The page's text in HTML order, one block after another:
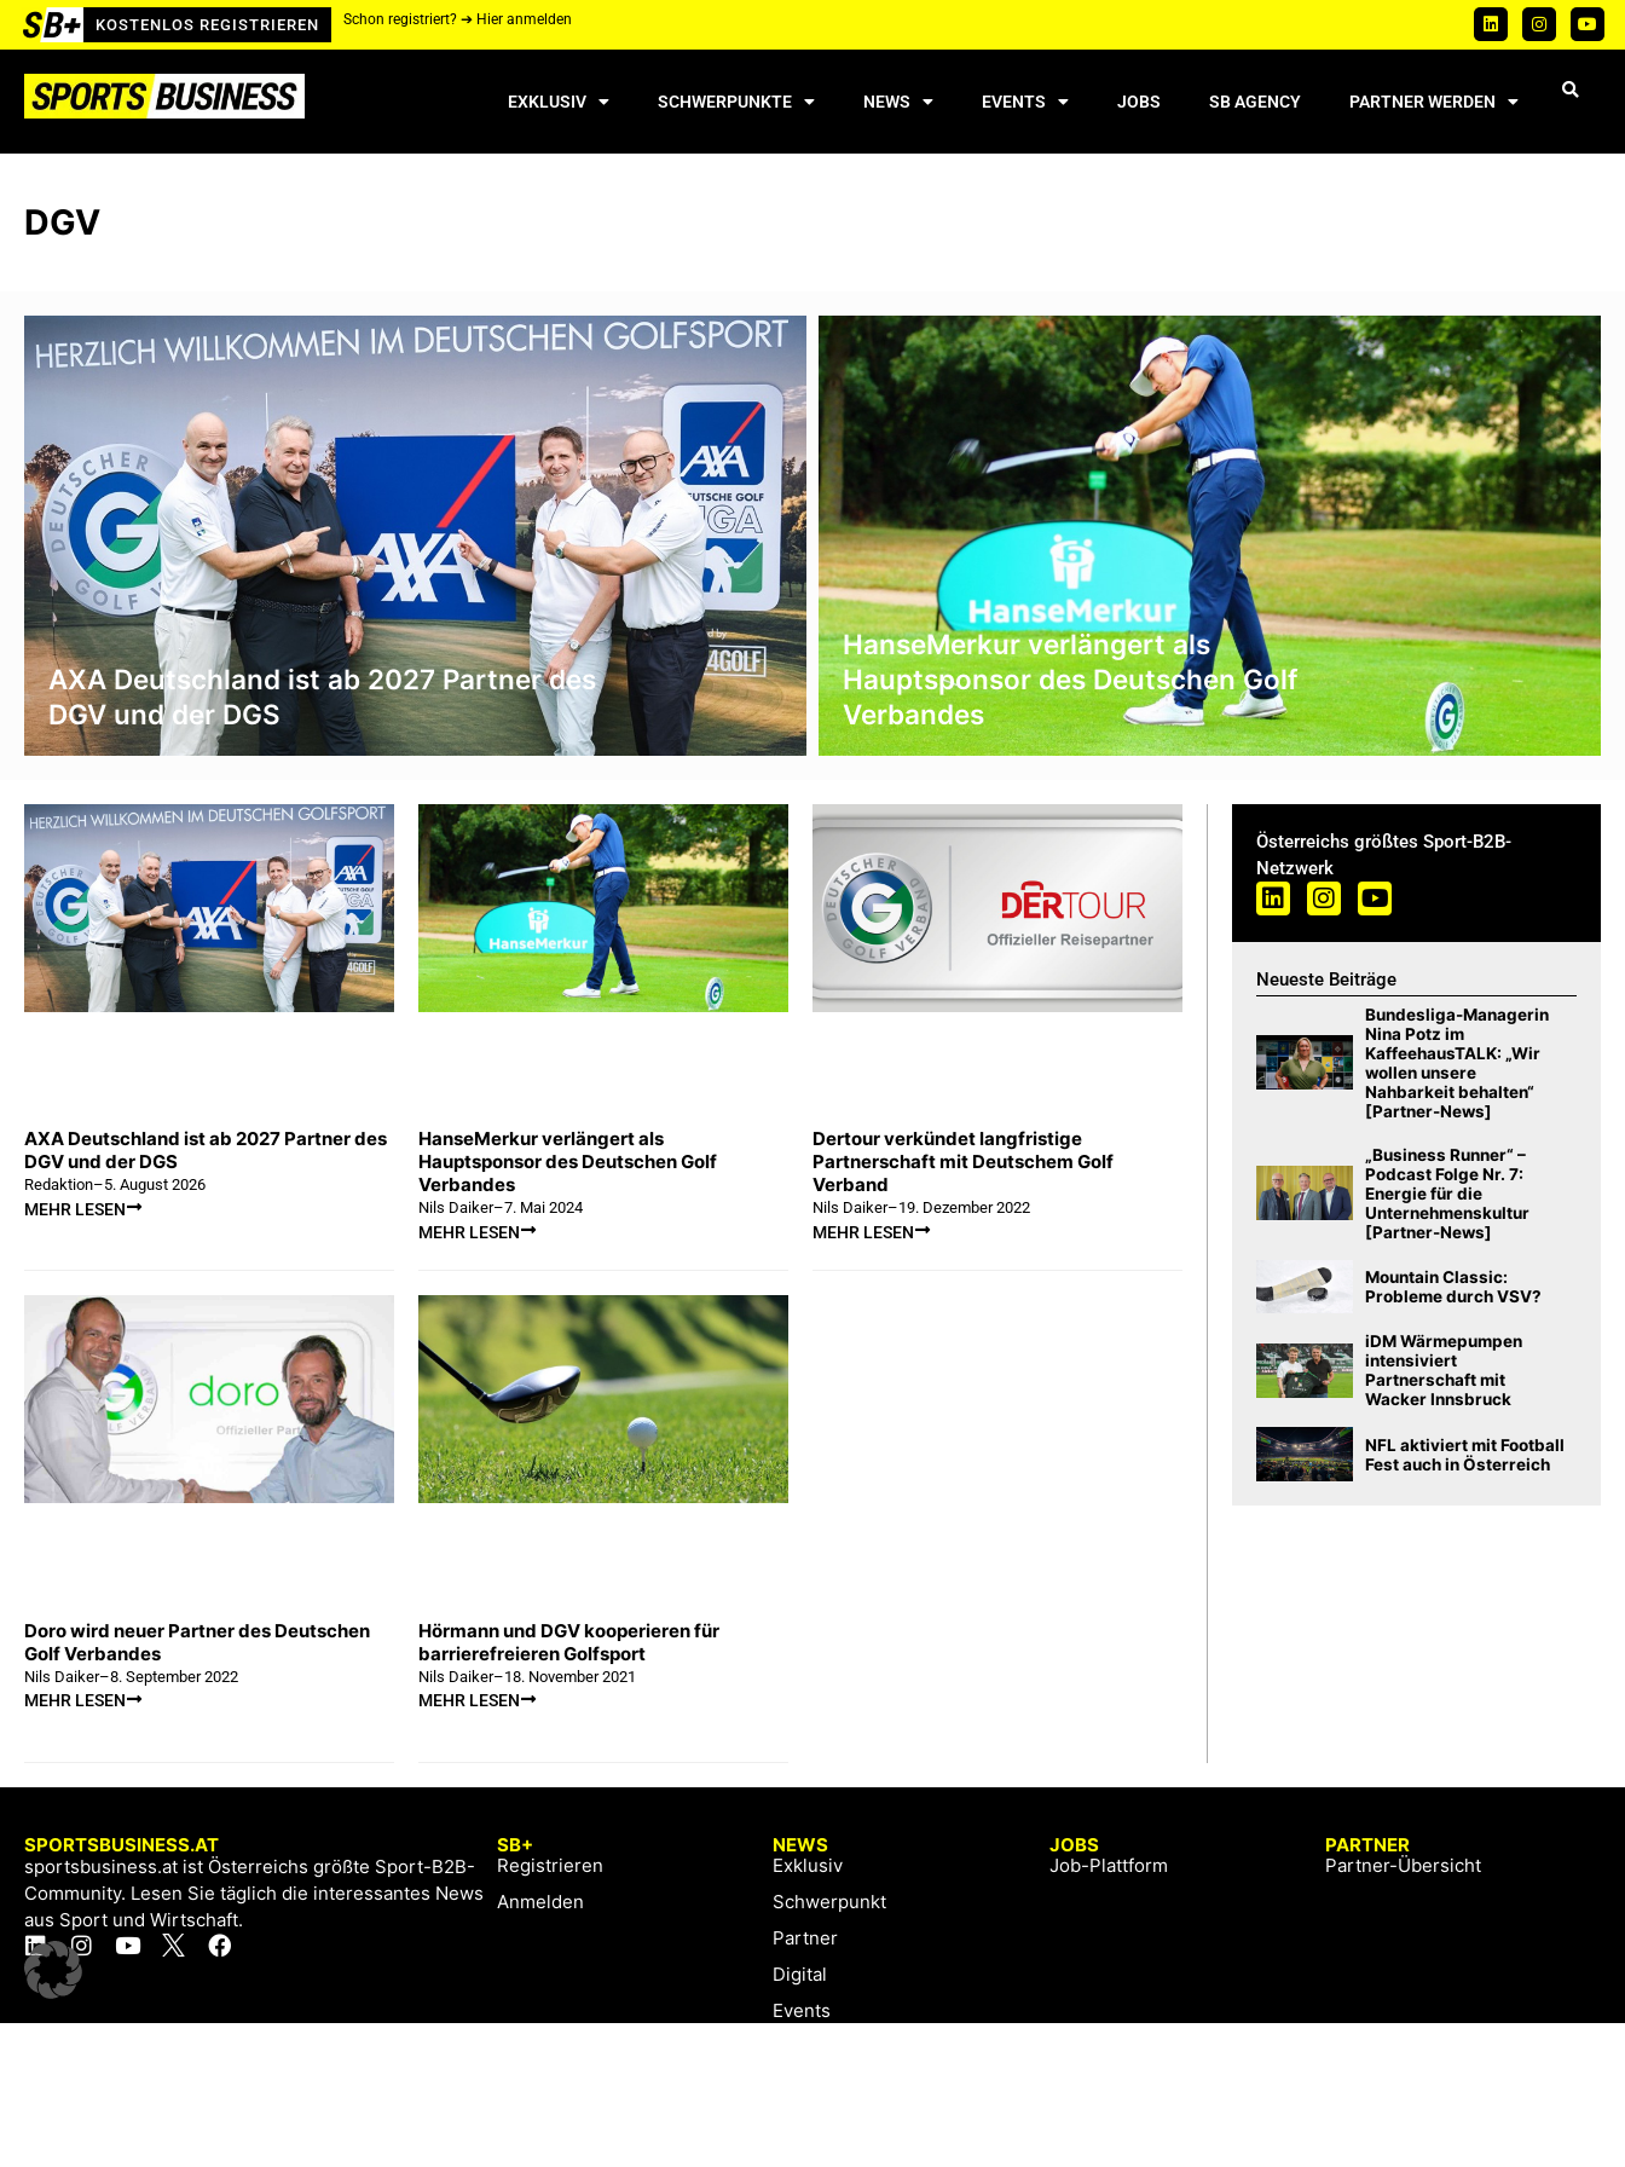
KOSTENLOS REGISTRIEREN Schon registriert? ➔ Hier anmelden
EXKLUSIV SCHWERPUNKTE NEWS EVENTS JOBS SB AGENCY PARTNER WERDEN
DGV
AXA Deutschland ist ab 2027 Partner des
DGV und der DGS
HanseMerkur verlängert als
Hauptsponsor des Deutschen Golf
Verbandes
AXA Deutschland ist ab 2027 Partner des
DGV und der DGS
Redaktion–5. August 2026
MEHR LESEN
HanseMerkur verlängert als
Hauptsponsor des Deutschen Golf
Verbandes
Nils Daiker–7. Mai 2024
MEHR LESEN
Dertour verkündet langfristige
Partnerschaft mit Deutschem Golf
Verband
Nils Daiker–19. Dezember 2022
MEHR LESEN
Doro wird neuer Partner des Deutschen
Golf Verbandes
Nils Daiker–8. September 2022
MEHR LESEN
Hörmann und DGV kooperieren für
barrierefreieren Golfsport
Nils Daiker–18. November 2021
MEHR LESEN
Österreichs größtes Sport-B2B-
Netzwerk
Neueste Beiträge
Bundesliga-Managerin
Nina Potz im
KaffeehausTALK: „Wir
wollen unsere
Nahbarkeit behalten“
[Partner-News]
„Business Runner“ –
Podcast Folge Nr. 7:
Energie für die
Unternehmenskultur
[Partner-News]
Mountain Classic:
Probleme durch VSV?
iDM Wärmepumpen
intensiviert
Partnerschaft mit
Wacker Innsbruck
NFL aktiviert mit Football
Fest auch in Österreich
SPORTSBUSINESS.AT
sportsbusiness.at ist Österreichs größte Sport-B2B-
Community. Lesen Sie täglich die interessantes News
aus Sport und Wirtschaft.
SB+
Registrieren
Anmelden
NEWS
Exklusiv
Schwerpunkt
Partner
Digital
Events
JOBS
Job-Plattform
PARTNER
Partner-Übersicht